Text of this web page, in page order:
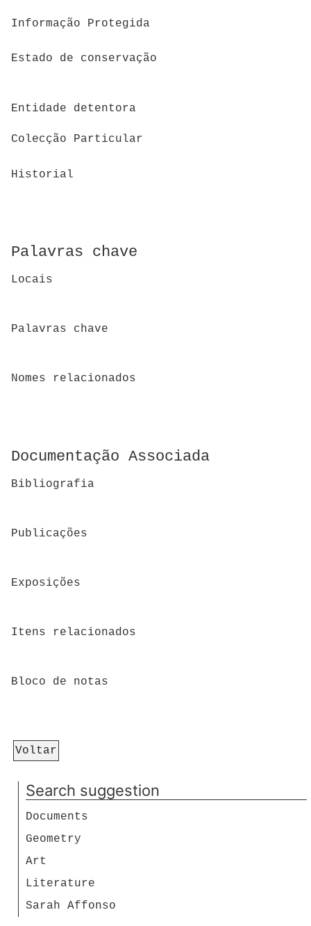
Informação Protegida
Estado de conservação
Entidade detentora
Colecção Particular
Historial
Palavras chave
Locais
Palavras chave
Nomes relacionados
Documentação Associada
Bibliografia
Publicações
Exposições
Itens relacionados
Bloco de notas
Voltar
Search suggestion
Documents
Geometry
Art
Literature
Sarah Affonso